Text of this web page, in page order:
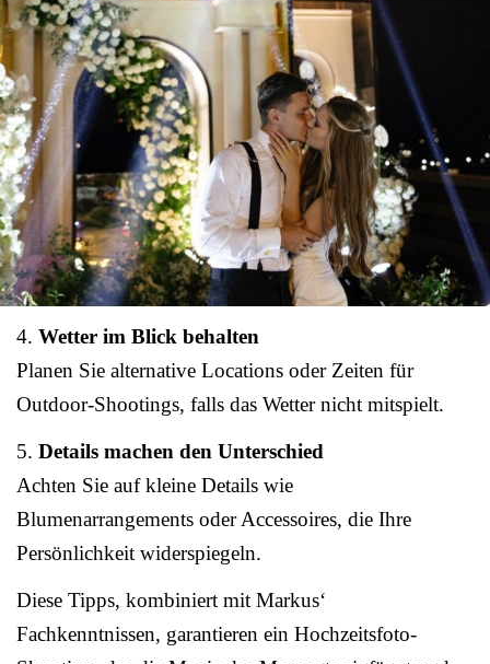
4. Wetter im Blick behalten
Planen Sie alternative Locations oder Zeiten für
Outdoor-Shootings, falls das Wetter nicht mitspielt.
5. Details machen den Unterschied
Achten Sie auf kleine Details wie
Blumenarrangements oder Accessoires, die Ihre
Persönlichkeit widerspiegeln.
Diese Tipps, kombiniert mit Markus‘
Fachkenntnissen, garantieren ein Hochzeitsfoto-